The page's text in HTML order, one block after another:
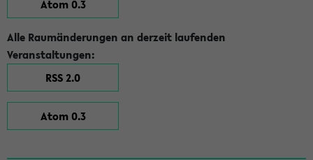
Atom 0.3
Alle Raumänderungen an derzeit laufenden
Veranstaltungen:
RSS 2.0
Atom 0.3